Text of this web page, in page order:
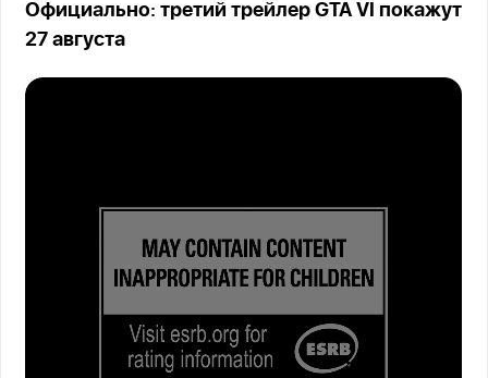
Официально: третий трейлер GTA VI покажут
27 августа